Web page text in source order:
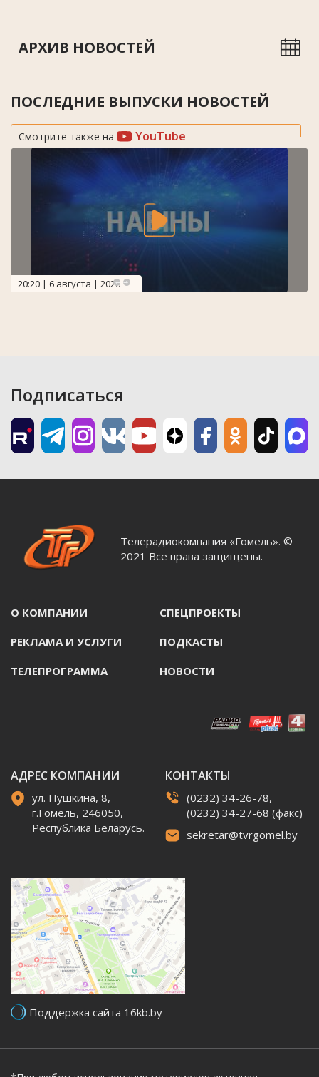
АРХИВ НОВОСТЕЙ
ПОСЛЕДНИЕ ВЫПУСКИ НОВОСТЕЙ
Смотрите также на YouTube
20:20 | 6 августа | 2026
Подписаться
Телерадиокомпания «Гомель». ©
2021 Все права защищены.
О КОМПАНИИ СПЕЦПРОЕКТЫ
РЕКЛАМА И УСЛУГИ ПОДКАСТЫ
ТЕЛЕПРОГРАММА НОВОСТИ
АДРЕС КОМПАНИИ
ул. Пушкина, 8,
г.Гомель, 246050,
Республика Беларусь.
КОНТАКТЫ
(0232) 34-26-78,
(0232) 34-27-68 (факс)
sekretar@tvrgomel.by
Поддержка сайта 16kb.by